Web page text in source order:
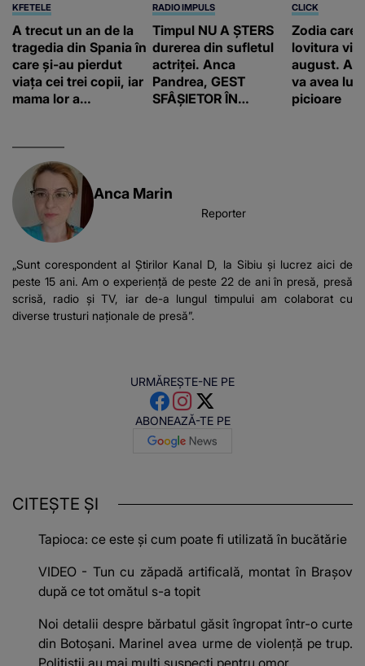
KFETELE
A trecut un an de la
tragedia din Spania în
care și-au pierdut
viața cei trei copii, iar
mama lor a…
RADIO IMPULS
Timpul NU A ȘTERS
durerea din sufletul
actriței. Anca
Pandrea, GEST
SFÂȘIETOR ÎN
parcă..."
CLICK
Zodia care
lovitura
august.
va avea
picioare
Anca Marin
Reporter
„Sunt corespondent al Știrilor Kanal D, la Sibiu și lucrez aici de
peste 15 ani. Am o experiență de peste 22 de ani în presă, presă
scrisă, radio și TV, iar de-a lungul timpului am colaborat cu
diverse trusturi naționale de presă”.
URMĂREȘTE-NE PE
ABONEAZĂ-TE PE
CITEȘTE ȘI
Tapioca: ce este și cum poate fi utilizată în bucătărie
VIDEO - Tun cu zăpadă artificală, montat în Brașov
după ce tot omătul s-a topit
Noi detalii despre bărbatul găsit îngropat într-o curte
din Botoșani. Marinel avea urme de violență pe trup.
Polițiștii au mai mulți suspecți pentru omor